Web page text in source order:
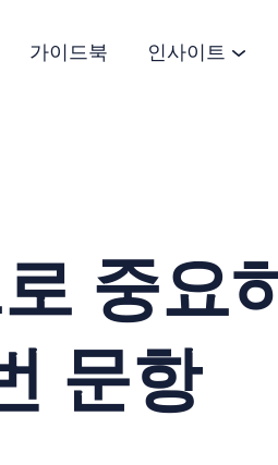
가이드북 인사이트
중요
문항